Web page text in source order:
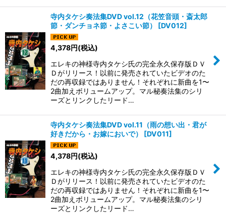
寺内タケシ奏法集DVD vol.12（花笠音頭・斎太郎
節・ダンチョネ節・よさこい節）
[DV012]
4,378円(税込)
エレキの神様寺内タケシ氏の完全永久保存版ＤＶ
Ｄがリリース！以前に発売されていたビデオのた
だの再収録ではありません！それぞれに新曲を1〜
2曲加えボリュームアップ。マル秘奏法集のシリ
ーズとリンクしたリード…
寺内タケシ奏法集DVD vol.11（雨の想い出・君が
好きだから・お嫁においで）
[DV011]
4,378円(税込)
エレキの神様寺内タケシ氏の完全永久保存版ＤＶ
Ｄがリリース！以前に発売されていたビデオのた
だの再収録ではありません！それぞれに新曲を1〜
2曲加えボリュームアップ。マル秘奏法集のシリ
ーズとリンクしたリード…